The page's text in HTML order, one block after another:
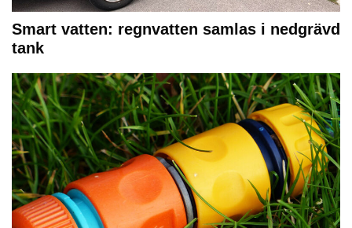
Smart vatten: regnvatten samlas i nedgrävd
tank